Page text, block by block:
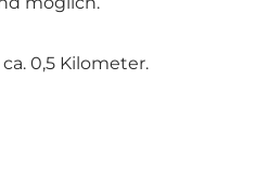
0,5 Kilometer.